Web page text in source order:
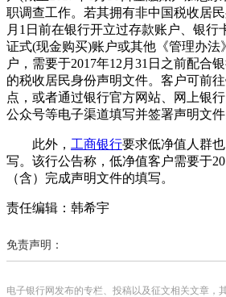
职调查工作。若其拥有非中国税收居
月1日前在银行开立过存款账户、银行
证式(现金购买)账户或其他《管理办法
户，需要于2017年12月31日之前配合
的税收居民身份声明文件。客户可前
点，或者通过银行官方网站、网上银
公众号等电子渠道填写并签署声明文件
此外， 工商银行要求低净值人群
写。该行公告称，低净值客户需要于
（含）完成声明文件的填写。
责任编辑：韩希宇
免责声明：
电子银行网发布的专栏、投稿以及征文相关文章，